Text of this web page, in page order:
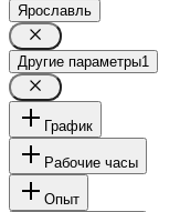
Ярославль
Другие параметры1
График
Рабочие часы
Опыт